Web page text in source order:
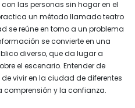
las personas sin hogar en el
un método llamado teatro
se reúne en torno a un problema
se convierte en una
diverso, que da lugar a
el escenario. Entender de
vivir en la ciudad de diferentes
y la confianza.